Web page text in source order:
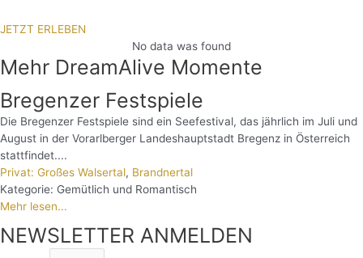
JETZT ERLEBEN
No data was found
Mehr DreamAlive Momente
Bregenzer Festspiele
Die Bregenzer Festspiele sind ein Seefestival, das jährlich im Juli und
August in der Vorarlberger Landeshauptstadt Bregenz in Österreich
stattfindet....
Privat: Großes Walsertal, Brandnertal
Kategorie: Gemütlich und Romantisch
Mehr lesen...
NEWSLETTER ANMELDEN